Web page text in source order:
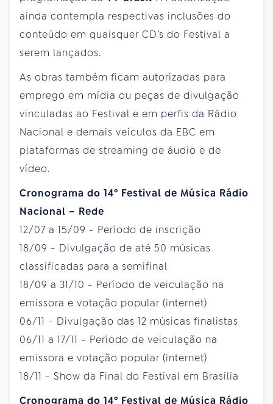
ainda contempla respectivas inclusões do
conteúdo em quaisquer CD’s do Festival a
serem lançados.
As obras também ficam autorizadas para
emprego em mídia ou peças de divulgação
vinculadas ao Festival e em perfis da Rádio
Nacional e demais veículos da EBC em
plataformas de streaming de áudio e de
vídeo.
Cronograma do 14º Festival de Música Rádio
Nacional – Rede
12/07 a 15/09 - Período de inscrição
18/09 - Divulgação de até 50 músicas
classificadas para a semifinal
18/09 a 31/10 - Período de veiculação na
emissora e votação popular (internet)
06/11 - Divulgação das 12 músicas finalistas
06/11 a 17/11 - Período de veiculação na
emissora e votação popular (internet)
18/11 - Show da Final do Festival em Brasília
Cronograma do 14º Festival de Música Rádio